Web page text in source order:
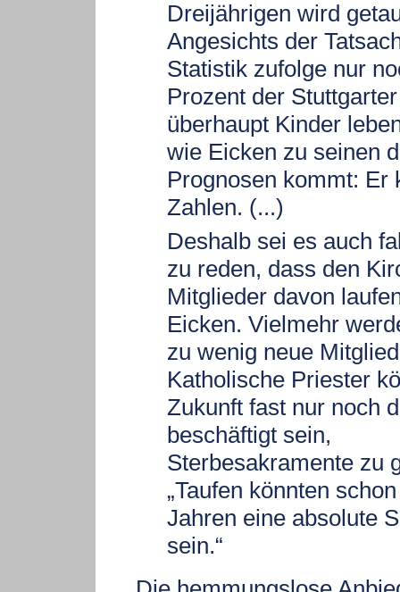
Dreijährigen wird
Angesichts der
Statistik zufolge nur
Prozent der
überhaupt Kinder
wie Eicken zu seinen
Prognosen kommt: Er
Zahlen. (...)
Deshalb sei es auch
zu reden, dass den
Mitglieder davon
Eicken. Vielmehr
zu wenig neue
Katholische Priester
Zukunft fast nur noch
beschäftigt sein,
Sterbesakramente zu
„Taufen könnten
Jahren eine absolute
sein.“